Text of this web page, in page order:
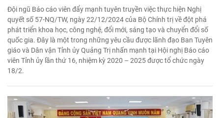
Đội ngũ Báo cáo viên đẩy mạnh tuyên truyền việc thực hiện Nghị
quyết số 57-NQ/TW, ngày 22/12/2024 của Bộ Chính trị về đột phá
phát triển khoa học, công nghệ, đổi mới, sáng tạo và chuyển đổi số
quốc gia. Đây là một trong những yêu cầu được lãnh đạo Ban Tuyên
giáo và Dân vận Tỉnh ủy Quảng Trị nhấn mạnh tại Hội nghị Báo cáo
viên Tỉnh ủy lần thứ 16, nhiệm kỳ 2020 – 2025 được tổ chức ngày
18/2.